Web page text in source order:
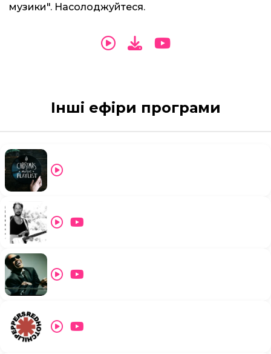
музики". Насолоджуйтеся.
Інші ефіри програми